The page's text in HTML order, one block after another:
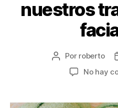
nuestros
Por roberto
No hay